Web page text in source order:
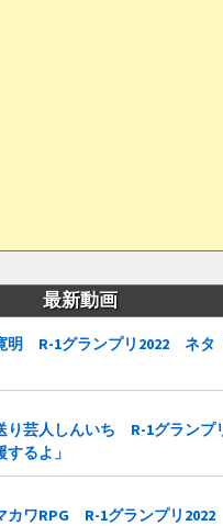
最新動画
明 R-1グランプリ2022 ネタ
り芸人しんいち R-1グランプ
するよ」
カワRPG R-1グランプリ